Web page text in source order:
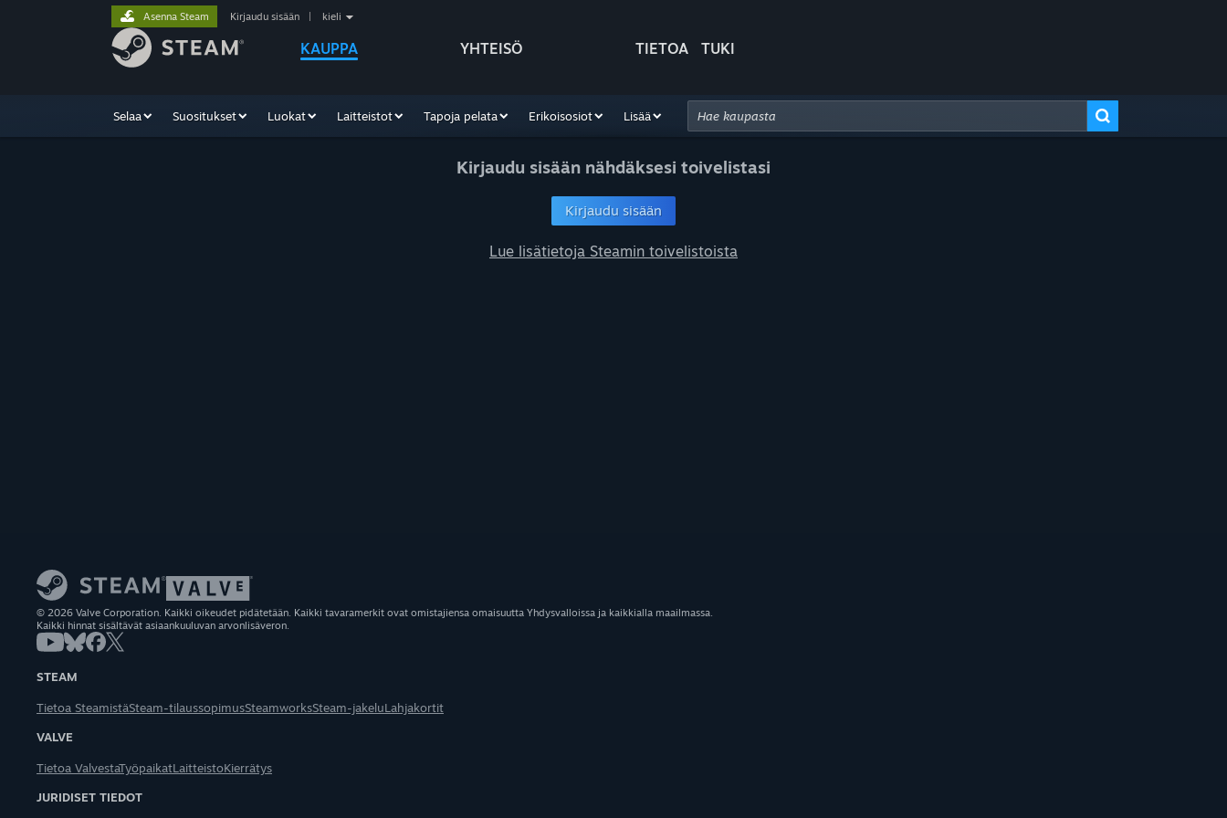
KAUPPA YHTEISÖ TIETOA TUKI
Asenna Steam Kirjaudu sisään kieli
Selaa Suositukset Luokat Laitteistot Tapoja pelata Erikoisosiot Lisää
Kirjaudu sisään nähdäksesi toivelistasi
Kirjaudu sisään
Lue lisätietoja Steamin toivelistoista
© 2026 Valve Corporation. Kaikki oikeudet pidätetään. Kaikki tavaramerkit ovat omistajiensa omaisuutta Yhdysvalloissa ja kaikkialla maailmassa.
Kaikki hinnat sisältävät asiaankuuluvan arvonlisäveron.
STEAM
Tietoa SteamistäSteam-tilaussopimusSteamworksSteam-jakeluLahjakortit
VALVE
Tietoa ValvestaTyöpaikatLaitteistoKierrätys
JURIDISET TIEDOT